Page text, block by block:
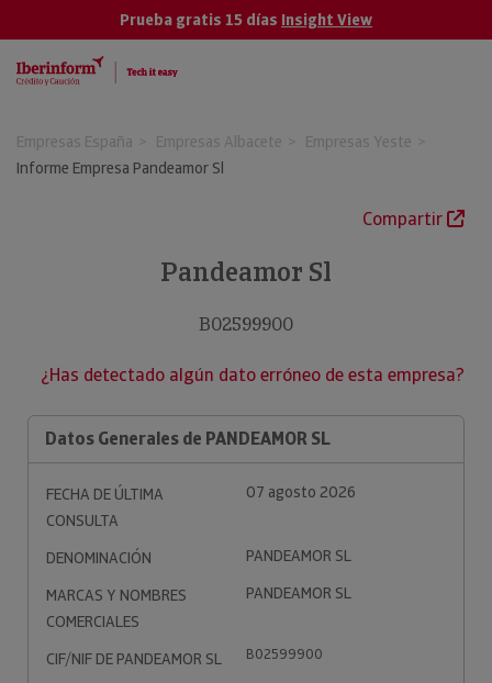
Prueba gratis 15 días Insight View
Empresas España Empresas Albacete
Empresas Yeste
Informe Empresa Pandeamor Sl
Compartir
Pandeamor Sl
B02599900
¿Has detectado algún dato erróneo de esta empresa?
Datos Generales de PANDEAMOR SL
FECHA DE ÚLTIMA
CONSULTA
07 agosto 2026
DENOMINACIÓN
PANDEAMOR SL
MARCAS Y NOMBRES
COMERCIALES
PANDEAMOR SL
CIF/NIF DE PANDEAMOR SL B02599900